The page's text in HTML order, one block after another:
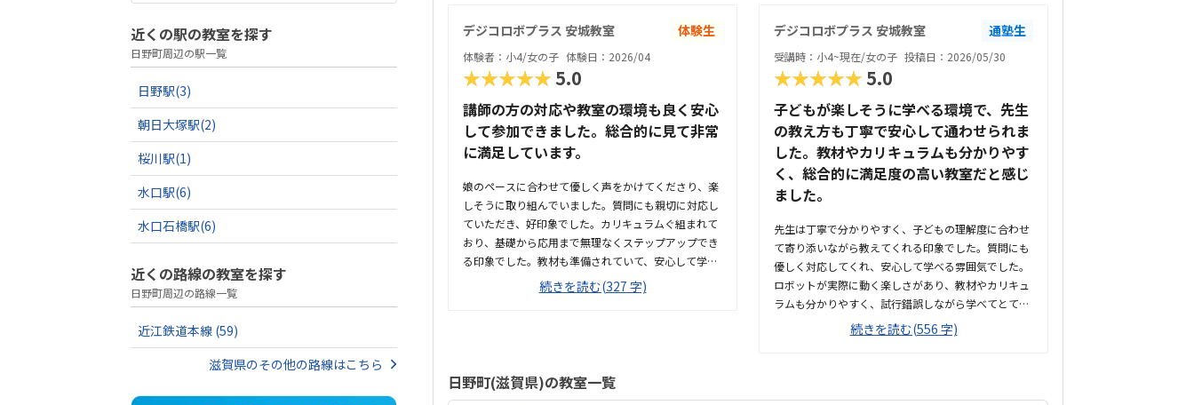
近くの駅の教室を探す
日野町周辺の駅一覧
日野駅(3)
朝日大塚駅(2)
桜川駅(1)
水口駅(6)
水口石橋駅(6)
近くの路線の教室を探す
日野町周辺の路線一覧
近江鉄道本線 (59)
滋賀県のその他の路線はこちら
デジコロボプラス 安城教室 体験生
体験者：小4/女の子 体験日：2026/04
★★★★★5.0
講師の方の対応や教室の環境も良く安心
して参加できました。総合的に見て非常
に満足しています。
娘のペースに合わせて優しく声をかけてくださり、楽
しそうに取り組んでいました。質問にも親切に対応し
ていただき、好印象でした。カリキュラムぐ組まれて
おり、基礎から応用まで無理なくステップアップでき
る印象でした。教材も準備されていて、安心して学べ
る内容だと感じました。自宅から車で送迎しやすい距
離でしたし、時間帯も無理なく通える範囲で、安心し
ト教材や指導の質を踏まえると料金は適切だと思いま
す。。内容に見合った価格だと感じています。雰囲気
続きを読む(327 字)
デジコロボプラス 安城教室 通塾生
受講時：小4~現在/女の子 投稿日：2026/05/30
★★★★★5.0
子どもが楽しそうに学べる環境で、先生
の教え方も丁寧で安心して通わせられま
した。教材やカリキュラムも分かりやす
く、総合的に満足度の高い教室だと感じ
ました。
先生は丁寧で分かりやすく、子どもの理解度に合わせ
て寄り添いながら教えてくれる印象でした。質問にも
優しく対応してくれ、安心して学べる雰囲気でした。
ロボットが実際に動く楽しさがあり、教材やカリキュ
ラムも分かりやすく、試行錯誤しながら学べてとても
充実しているカリキュラムでした。駅から近く通いや
すく、教室の雰囲気も明るく安心して通えました。教
設備面がもう少し配慮されていると安心して通えると
続きを読む(556 字)
日野町(滋賀県)の教室一覧